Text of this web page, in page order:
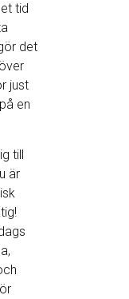
tid
det
just
en
till
är